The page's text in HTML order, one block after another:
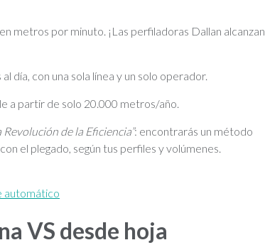
metros por minuto. ¡Las perfiladoras Dallan alcanzan
día, con una sola línea y un solo operador.
a partir de solo 20.000 metros/año.
Revolución de la Eficiencia”: encontrarás un método
el plegado, según tus perfiles y volúmenes.
automático
VS desde hoja